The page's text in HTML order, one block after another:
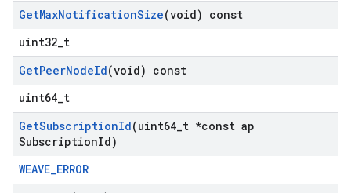
GetMaxNotificationSize(void) const
uint32_t
GetPeerNodeId(void) const
uint64_t
GetSubscriptionId(uint64 t *const ap
SubscriptionId)
WEAVE_ERROR